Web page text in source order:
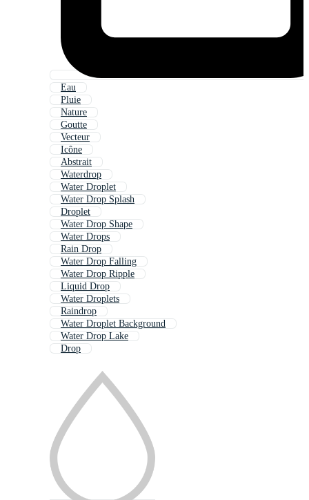
Eau
Pluie
Nature
Goutte
Vecteur
Icône
Abstrait
Waterdrop
Water Droplet
Water Drop Splash
Droplet
Water Drop Shape
Water Drops
Rain Drop
Water Drop Falling
Water Drop Ripple
Liquid Drop
Water Droplets
Raindrop
Water Droplet Background
Water Drop Lake
Drop